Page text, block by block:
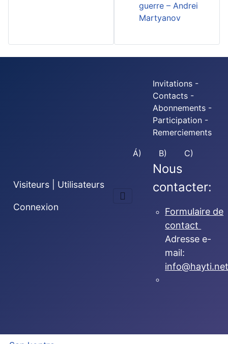
guerre – Andrei
Martyanov
Visiteurs | Utilisateurs
Connexion
Invitations -
Contacts -
Abonnements -
Participation -
Remerciements
Á) B) C)
Nous
contacter:
Formulaire de
contact
Adresse e-
mail: